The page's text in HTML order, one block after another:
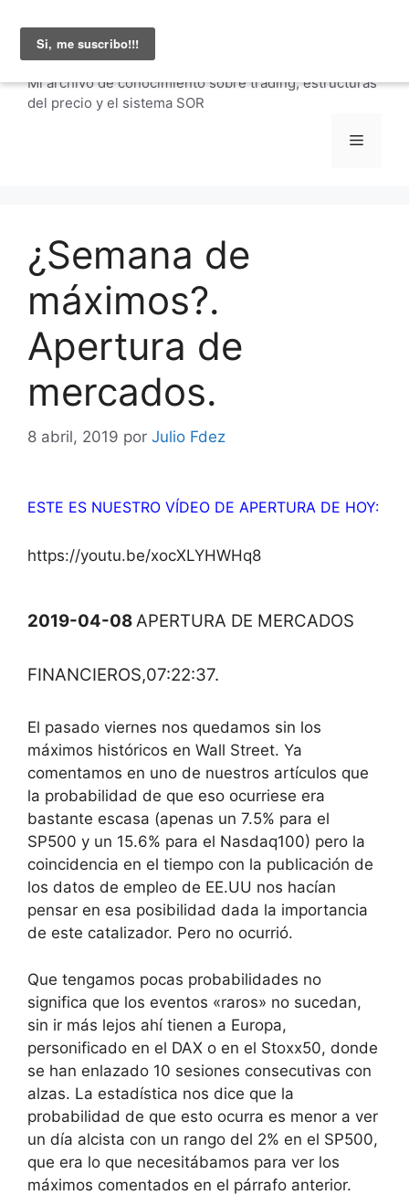
contenido
Julio Fernández |
carteraglobal.com
Mi archivo de conocimiento sobre trading, estructuras
del precio y el sistema SOR
Menú
¿Semana de
máximos?.
Apertura de
mercados.
8 abril, 2019 por Julio Fdez
ESTE ES NUESTRO VÍDEO DE APERTURA DE HOY:
https://youtu.be/xocXLYHWHq8
2019-04-08APERTURA DE MERCADOS
FINANCIEROS,07:22:37.
El pasado viernes nos quedamos sin los
máximos históricos en Wall Street. Ya
comentamos en uno de nuestros artículos que
la probabilidad de que eso ocurriese era
bastante escasa (apenas un 7.5% para el
SP500 y un 15.6% para el Nasdaq100) pero la
coincidencia en el tiempo con la publicación de
los datos de empleo de EE.UU nos hacían
pensar en esa posibilidad dada la importancia
de este catalizador. Pero no ocurrió.
Que tengamos pocas probabilidades no
significa que los eventos «raros» no sucedan,
sin ir más lejos ahí tienen a Europa,
personificado en el DAX o en el Stoxx50, donde
se han enlazado 10 sesiones consecutivas con
alzas. La estadística nos dice que la
probabilidad de que esto ocurra es menor a ver
un día alcista con un rango del 2% en el SP500,
que era lo que necesitábamos para ver los
máximos comentados en el párrafo anterior.